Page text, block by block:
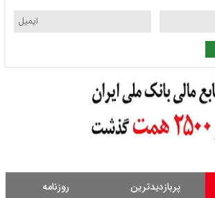
پربازدیدترین روزنامه